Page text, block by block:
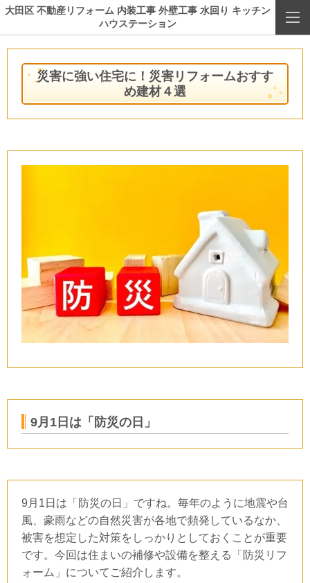
大田区 不動産リフォーム 内装工事 外壁工事 水回り キッチン
ハウステーション
災害に強い住宅に！災害リフォームおすす
め建材４選
9月 1 日は「防災の日」
9 月 1 日は「防災の日」ですね。毎年のように地震や台
風、豪雨などの自然災害が各地で頻発しているなか、
被害を想定した対策をしっかりとしておくことが重要
です。今回は住まいの補修や設備を整える「防災リフ
ォーム」についてご紹介します。